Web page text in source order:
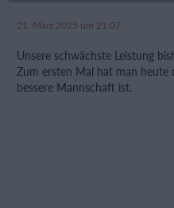
21. März 2025 um 21:07
Unsere schwächste Leistung
Zum ersten Mal hat man heute
bessere Mannschaft ist.